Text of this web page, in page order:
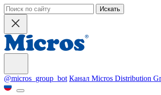
Искать
@micros_group_bot Канал Micros Distribution